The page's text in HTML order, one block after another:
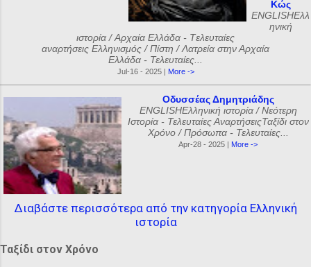
Κώς
ENGLISHΕλλ
ηνική
ιστορία / Αρχαία Ελλάδα - Tελευταίες
αναρτήσεις Ελληνισμός / Πίστη / Λατρεία στην Αρχαία
Ελλάδα - Τελευταίες...
Jul-16 - 2025 | More ->
Οδυσσέας Δημητριάδης
ENGLISHΕλληνική ιστορία / Νεότερη
Ιστορία - Τελευταίες ΑναρτήσειςΤαξίδι στον
Χρόνο / Πρόσωπα - Τελευταίες...
Apr-28 - 2025 | More ->
Διαβάστε περισσότερα από την κατηγορία Ελληνική
ιστορία
Ταξίδι στον Χρόνο